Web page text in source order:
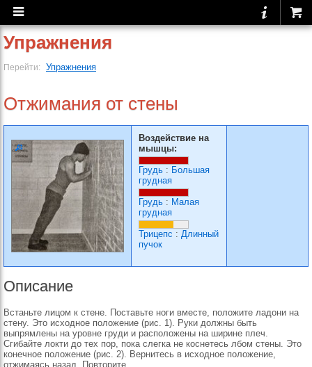
Упражнения
Перейти: Упражнения
Отжимания от стены
Воздействие на
мышцы:
Грудь : Большая
грудная
Грудь : Малая
грудная
Трицепс : Длинный
пучок
Описание
Встаньте лицом к стене. Поставьте ноги вместе, положите ладони на
стену. Это исходное положение (рис. 1). Руки должны быть
выпрямлены на уровне груди и расположены на ширине плеч.
Сгибайте локти до тех пор, пока слегка не коснетесь лбом стены. Это
конечное положение (рис. 2). Вернитесь в исходное положение,
отжимаясь назад. Повторите.